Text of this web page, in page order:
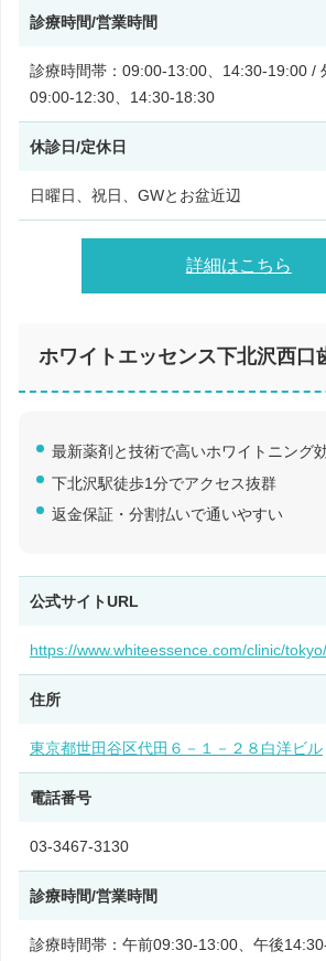
診療時間/営業時間
診療時間帯：09:00-13:00、14:30-19:00 /
09:00-12:30、14:30-18:30
休診日/定休日
日曜日、祝日、GWとお盆近辺
詳細はこちら
ホワイトエッセンス下北沢西口
最新薬剤と技術で高いホワイトニング
下北沢駅徒歩1分でアクセス抜群
返金保証・分割払いで通いやすい
公式サイトURL
https://www.whiteessence.com/clinic/
住所
東京都世田谷区代田６－１－２８白洋ビル
電話番号
03-3467-3130
診療時間/営業時間
診療時間帯：午前09:30-13:00、午後